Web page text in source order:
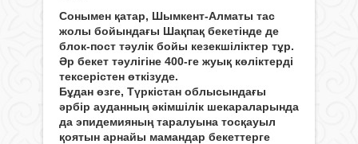
Сонымен қатар, Шымкент-Алматы тас
жолы бойындағы Шақпақ бекетінде де
блок-пост тәулік бойы кезекшіліктер тұр.
Әр бекет тәулігіне 400-ге жуық көліктерді
тексерістен өткізуде.
Бұдан өзге, Түркістан облысындағы
әрбір ауданның әкімшілік шекараларында
да эпидемияның таралуына тосқауыл
қоятын арнайы мамандар бекеттерге